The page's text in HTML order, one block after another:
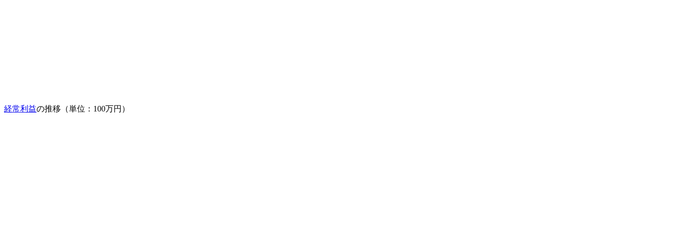
経常利益の推移（単位：100万円）